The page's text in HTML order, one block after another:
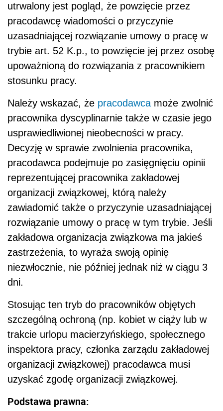
utrwalony jest pogląd, że powzięcie przez
pracodawcę wiadomości o przyczynie
uzasadniającej rozwiązanie umowy o pracę w
trybie art. 52 K.p., to powzięcie jej przez osobę
upoważnioną do rozwiązania z pracownikiem
stosunku pracy.
Należy wskazać, że pracodawca może zwolnić
pracownika dyscyplinarnie także w czasie jego
usprawiedliwionej nieobecności w pracy.
Decyzję w sprawie zwolnienia pracownika,
pracodawca podejmuje po zasięgnięciu opinii
reprezentującej pracownika zakładowej
organizacji związkowej, którą należy
zawiadomić także o przyczynie uzasadniającej
rozwiązanie umowy o pracę w tym trybie. Jeśli
zakładowa organizacja związkowa ma jakieś
zastrzeżenia, to wyraża swoją opinię
niezwłocznie, nie później jednak niż w ciągu 3
dni.
Stosując ten tryb do pracowników objętych
szczególną ochroną (np. kobiet w ciąży lub w
trakcie urlopu macierzyńskiego, społecznego
inspektora pracy, członka zarządu zakładowej
organizacji związkowej) pracodawca musi
uzyskać zgodę organizacji związkowej.
Podstawa prawna: